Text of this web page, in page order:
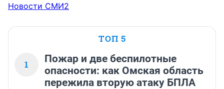
Новости СМИ2
ТОП 5
1
Пожар и две беспилотные
опасности: как Омская область
пережила вторую атаку БПЛА